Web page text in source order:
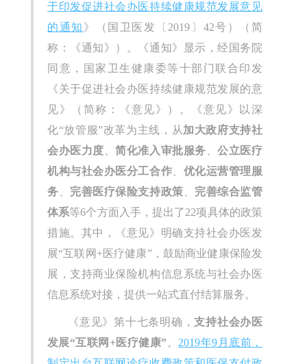
于印发促进社会办医持续健康规范发展意见
的通知 》（国卫医发〔2019〕42号）（简
称：《通知》）。《通知》显示，经国务院
同意，国家卫生健康委等十部门联合印发
《关于促进社会办医持续健康规范发展的意
见》（简称：《意见》）。《意见》以深
化“放管服”改革为主线，从加大政府支持社
会办医力度、简化准入审批服务、公立医疗
机构与社会办医分工合作、 优化运营管理服
务、 完善医疗保险支持政策、 完善综合监管
体系等6个方面入手，提出了22项具体的政策
措施。其中，《意见》明确支持社会办医发
展“互联网+医疗健康”，鼓励商业健康保险发
展，支持商业保险机构信息系统与社会办医
信息系统对接，提供一站式直付结算服务。
《意见》第十七条明确，支持社会办医
发展“互联网+医疗健康”。2019年9月底前，